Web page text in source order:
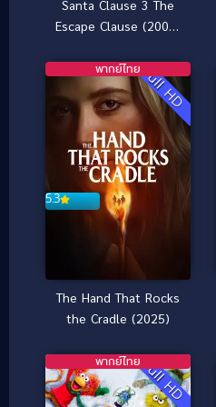
Santa Clause 3 The
Escape Clause (2006)
ปีศาจคริสต์มาสFull HD
5.3
พากย์ไทย
The Hand That Rocks
the Cradle (2025)
Full HD
พากย์ไทย